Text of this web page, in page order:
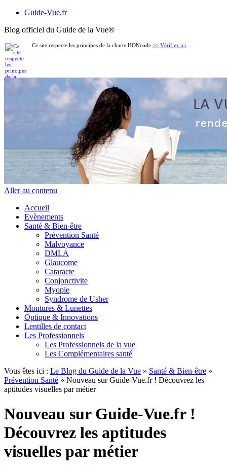
Guide-Vue.fr
Blog officiel du Guide de la Vue®
Ce site respecte les principes de la charte HONcode >> Vérifiez ici
Aller au contenu
Accueil
Evènements
Santé & Bien-être
Prévention Santé
Malvoyance
DMLA
Glaucome
Cataracte
Conjonctivite
Myopie
Syndrome de Usher
Montures & Lunettes
Optique & Innovations
Lentilles de contact
Les Professionnels
Les Professionnels de la vue
Les Complémentaires santé
Vous êtes ici : Le Blog du Guide de la Vue » Santé & Bien-être »
Prévention Santé » Nouveau sur Guide-Vue.fr ! Découvrez les
aptitudes visuelles par métier
Nouveau sur Guide-Vue.fr !
Découvrez les aptitudes
visuelles par métier